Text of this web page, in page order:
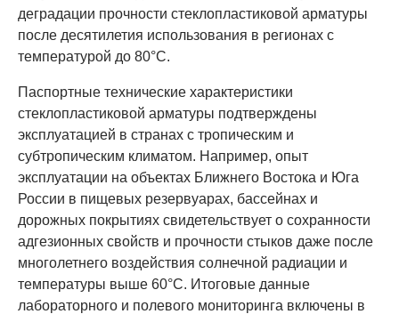
деградации прочности стеклопластиковой арматуры
после десятилетия использования в регионах с
температурой до 80°C.
Паспортные технические характеристики
стеклопластиковой арматуры подтверждены
эксплуатацией в странах с тропическим и
субтропическим климатом. Например, опыт
эксплуатации на объектах Ближнего Востока и Юга
России в пищевых резервуарах, бассейнах и
дорожных покрытиях свидетельствует о сохранности
адгезионных свойств и прочности стыков даже после
многолетнего воздействия солнечной радиации и
температуры выше 60°C. Итоговые данные
лабораторного и полевого мониторинга включены в